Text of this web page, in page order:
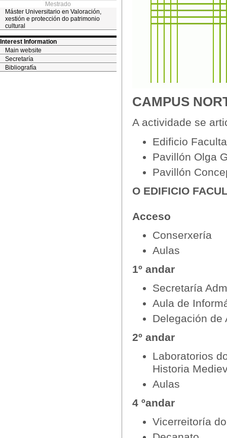
Mestrado
Máster Universitario en Valoración,
xestión e protección do patrimonio
cultural
Interest Information
Main website
Secretaría
Bibliografía
CAMPUS
A actividade se
Edificio
Pavillón Olga
Pavillón
O EDIFICIO
Acceso
Conserxería
Aulas
1º andar
Secretaría
Aula de
Delegación de
2º andar
Laboratorios
Historia
Aulas
4 ºandar
Vicerreitoría